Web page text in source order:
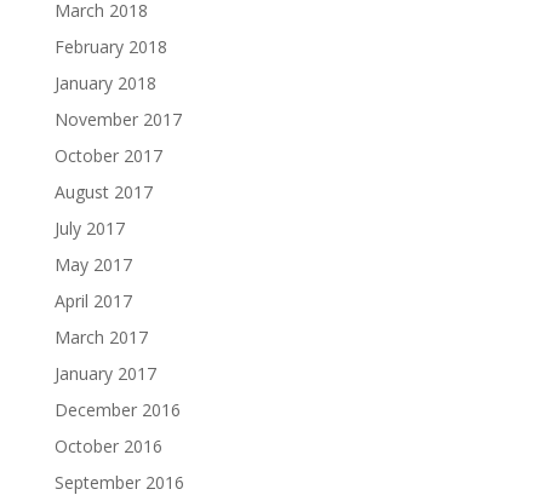
March 2018
February 2018
January 2018
November 2017
October 2017
August 2017
July 2017
May 2017
April 2017
March 2017
January 2017
December 2016
October 2016
September 2016